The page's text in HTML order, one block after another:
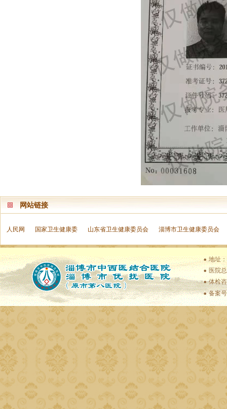
网站链接
人民网 国家卫生健康委 山东省卫生健康委员会 淄博市卫生健康委员会
地址
医院
体检
备案